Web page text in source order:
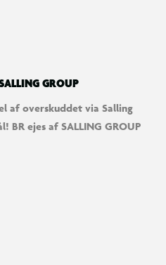
GROUP
af overskuddet via Salling
BR ejes af SALLING GROUP